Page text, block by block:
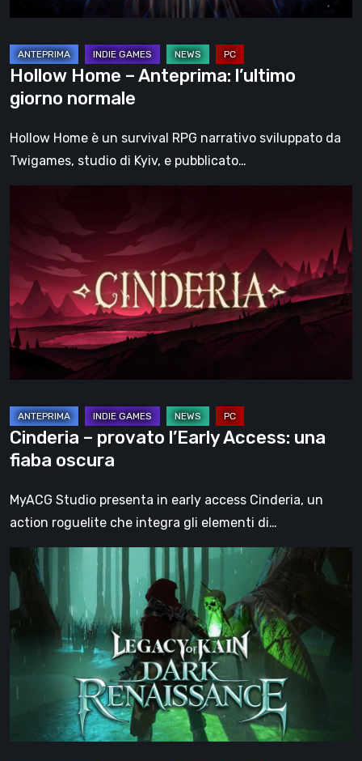
Hollow Home – Anteprima: l’ultimo
giorno normale
Hollow Home è un survival RPG narrativo sviluppato da
Twigames, studio di Kyiv, e pubblicato…
provato
l’Early
Access:
una
fiaba
oscura
Cinderia – provato l’Early Access: una
fiaba oscura
MyACG Studio presenta in early access Cinderia, un
action roguelite che integra gli elementi di…
Legacy
of
Dark
Renaissance,
ufficiale